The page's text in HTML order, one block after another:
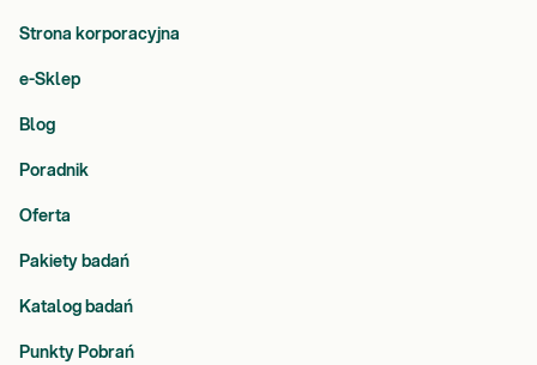
Strona korporacyjna
e-Sklep
Blog
Poradnik
Oferta
Pakiety badań
Katalog badań
Punkty Pobrań